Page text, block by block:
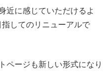
近に感じていただけるよ
してのリニューアルで
ページも新しい形式になり